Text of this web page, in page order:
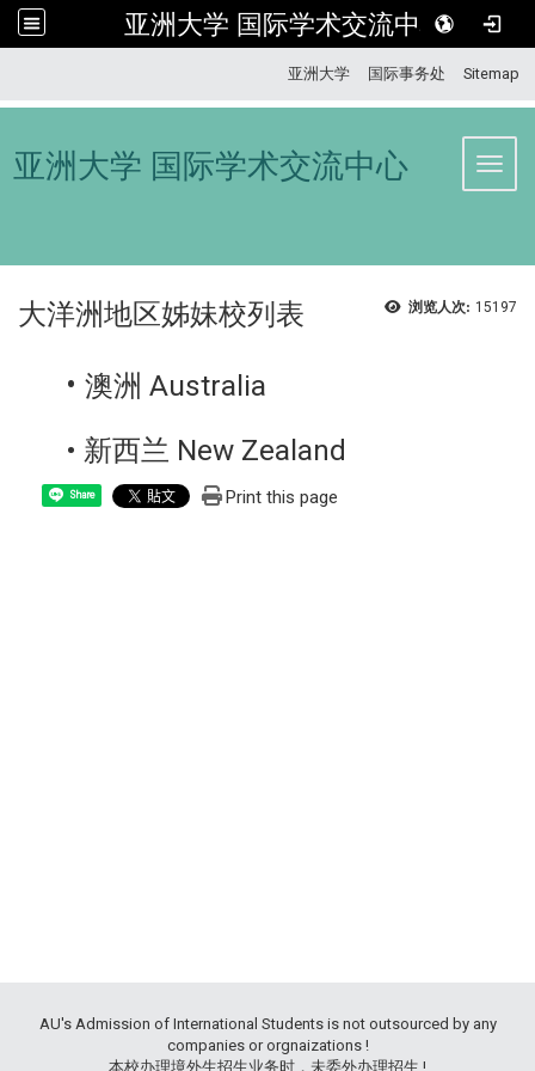
亚洲大学 国际学术交流中心
亚洲大学 国际事务处 Sitemap
亚洲大学 国际学术交流中心
浏览人次: 15197
大洋洲地区姊妹校列表
• 澳洲 Australia
• 新西兰 New Zealand
Share Print this page
AU's Admission of International Students is not outsourced by any
companies or orgnaizations !
本校办理境外生招生业务时，未委外办理招生 !